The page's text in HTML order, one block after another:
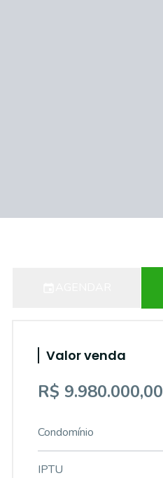
Valor venda
R$ 9.980.000,00
Condomínio
IPTU